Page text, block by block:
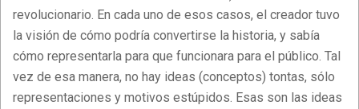
revolucionario. En cada uno de esos casos, el creador tuvo
la visión de cómo podría convertirse la historia, y sabía
cómo representarla para que funcionara para el público. Tal
vez de esa manera, no hay ideas (conceptos) tontas, sólo
representaciones y motivos estúpidos. Esas son las ideas